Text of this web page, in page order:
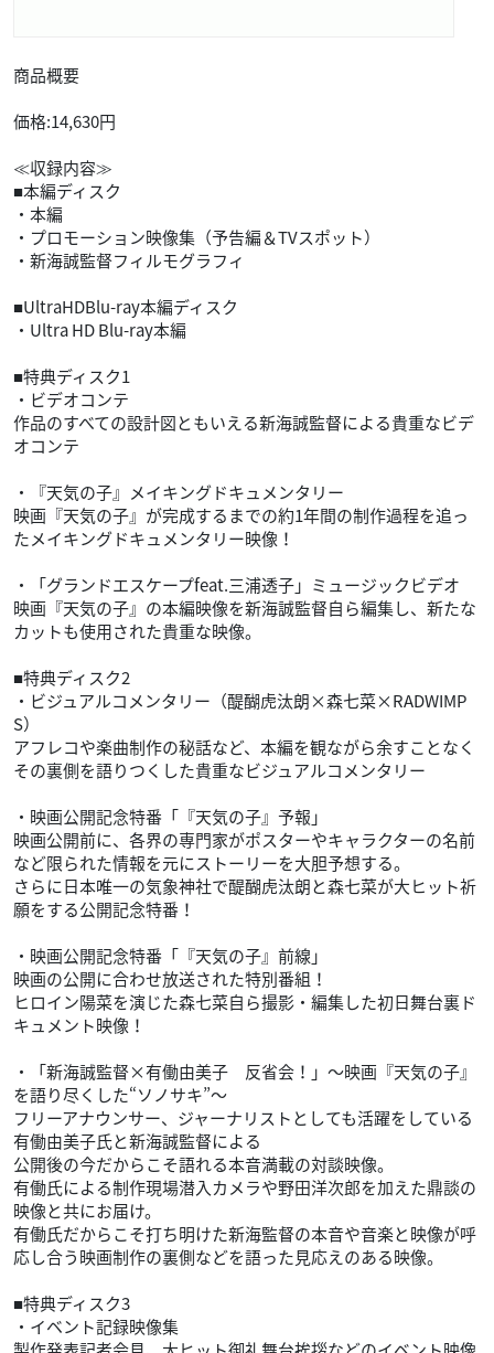
商品概要
価格:14,630円
≪収録内容≫
■本編ディスク
・本編
・プロモーション映像集（予告編＆TVスポット）
・新海誠監督フィルモグラフィ
■UltraHDBlu-ray本編ディスク
・Ultra HD Blu-ray本編
■特典ディスク1
・ビデオコンテ
作品のすべての設計図ともいえる新海誠監督による貴重なビデ
オコンテ
・『天気の子』メイキングドキュメンタリー
映画『天気の子』が完成するまでの約1年間の制作過程を追っ
たメイキングドキュメンタリー映像！
・「グランドエスケープfeat.三浦透子」ミュージックビデオ
映画『天気の子』の本編映像を新海誠監督自ら編集し、新たな
カットも使用された貴重な映像。
■特典ディスク2
・ビジュアルコメンタリー（醍醐虎汰朗×森七菜×RADWIMP
S）
アフレコや楽曲制作の秘話など、本編を観ながら余すことなく
その裏側を語りつくした貴重なビジュアルコメンタリー
・映画公開記念特番「『天気の子』予報」
映画公開前に、各界の専門家がポスターやキャラクターの名前
など限られた情報を元にストーリーを大胆予想する。
さらに日本唯一の気象神社で醍醐虎汰朗と森七菜が大ヒット祈
願をする公開記念特番！
・映画公開記念特番「『天気の子』前線」
映画の公開に合わせ放送された特別番組！
ヒロイン陽菜を演じた森七菜自ら撮影・編集した初日舞台裏ド
キュメント映像！
・「新海誠監督×有働由美子 反省会！」～映画『天気の子』
を語り尽くした“ソノサキ”～
フリーアナウンサー、ジャーナリストとしても活躍をしている
有働由美子氏と新海誠監督による
公開後の今だからこそ語れる本音満載の対談映像。
有働氏による制作現場潜入カメラや野田洋次郎を加えた鼎談の
映像と共にお届け。
有働氏だからこそ打ち明けた新海監督の本音や音楽と映像が呼
応し合う映画制作の裏側などを語った見応えのある映像。
■特典ディスク3
・イベント記録映像集